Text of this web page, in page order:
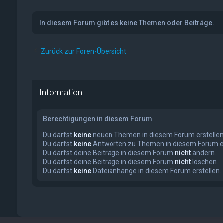
In diesem Forum gibt es keine Themen oder Beiträge.
Zurück zur Foren-Übersicht
Information
Berechtigungen in diesem Forum
Du darfst keineneuen Themen in diesem Forum erstellen.
Du darfst keineAntworten zu Themen in diesem Forum
Du darfst deine Beiträge in diesem Forum nichtändern.
Du darfst deine Beiträge in diesem Forum nichtlöschen.
Du darfst keineDateianhänge in diesem Forum erstellen.